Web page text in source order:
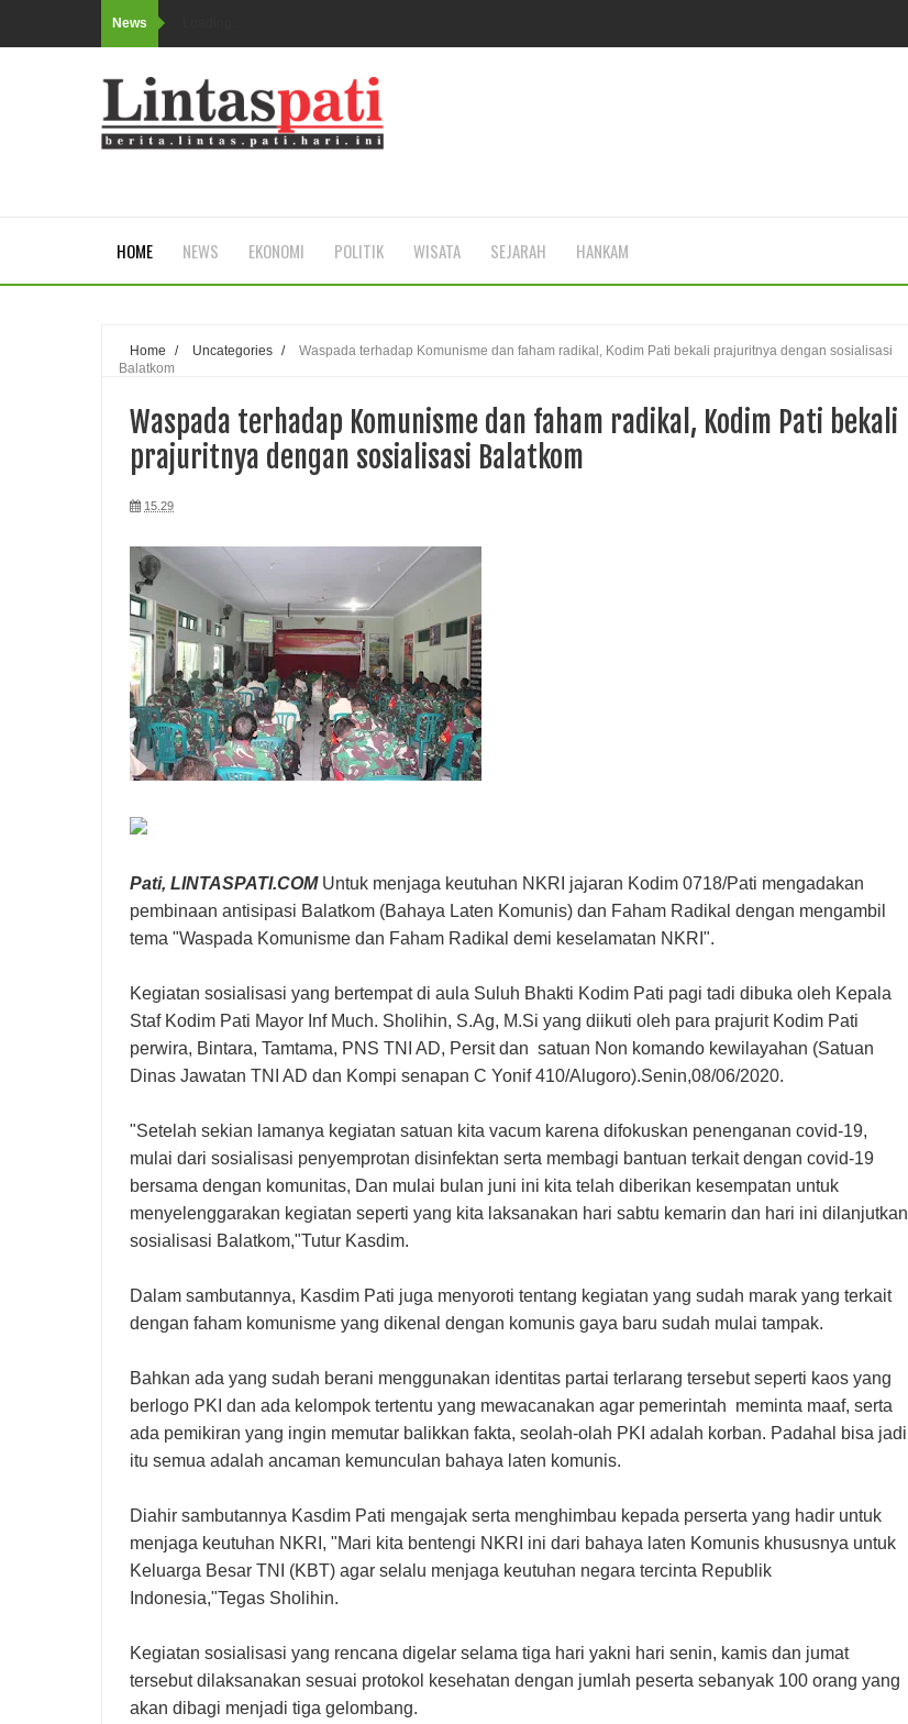
News
HOME NEWS EKONOMI POLITIK WISATA SEJARAH HANKAM
Home / Uncategories /
Waspada terhadap Komunisme dan faham radikal, Kodim Pati bekali prajuritnya dengan sosialisasi
Balatkom
Waspada terhadap Komunisme dan faham radikal, Kodim Pati bekali
prajuritnya dengan sosialisasi Balatkom
15.29
Pati, LINTASPATI.COMUntuk menjaga keutuhan NKRI jajaran Kodim 0718/Pati mengadakan
pembinaan antisipasi Balatkom (Bahaya Laten Komunis) dan Faham Radikal dengan mengambil
tema "Waspada Komunisme dan Faham Radikal demi keselamatan NKRI".
Kegiatan sosialisasi yang bertempat di aula Suluh Bhakti Kodim Pati pagi tadi dibuka oleh Kepala
Staf Kodim Pati Mayor Inf Much. Sholihin, S.Ag, M.Si yang diikuti oleh para prajurit Kodim Pati
perwira, Bintara, Tamtama, PNS TNI AD, Persit dan satuan Non komando kewilayahan (Satuan
Dinas Jawatan TNI AD dan Kompi senapan C Yonif 410/Alugoro).Senin,08/06/2020.
"Setelah sekian lamanya kegiatan satuan kita vacum karena difokuskan penenganan covid-19,
mulai dari sosialisasi penyemprotan disinfektan serta membagi bantuan terkait dengan covid-19
bersama dengan komunitas, Dan mulai bulan juni ini kita telah diberikan kesempatan untuk
menyelenggarakan kegiatan seperti yang kita laksanakan hari sabtu kemarin dan hari ini dilanjutkan
sosialisasi Balatkom,"Tutur Kasdim.
Dalam sambutannya, Kasdim Pati juga menyoroti tentang kegiatan yang sudah marak yang terkait
dengan faham komunisme yang dikenal dengan komunis gaya baru sudah mulai tampak.
Bahkan ada yang sudah berani menggunakan identitas partai terlarang tersebut seperti kaos yang
berlogo PKI dan ada kelompok tertentu yang mewacanakan agar pemerintah meminta maaf, serta
ada pemikiran yang ingin memutar balikkan fakta, seolah-olah PKI adalah korban. Padahal bisa jadi
itu semua adalah ancaman kemunculan bahaya laten komunis.
Diahir sambutannya Kasdim Pati mengajak serta menghimbau kepada perserta yang hadir untuk
menjaga keutuhan NKRI, "Mari kita bentengi NKRI ini dari bahaya laten Komunis khususnya untuk
Keluarga Besar TNI (KBT) agar selalu menjaga keutuhan negara tercinta Republik
Indonesia,"Tegas Sholihin.
Kegiatan sosialisasi yang rencana digelar selama tiga hari yakni hari senin, kamis dan jumat
tersebut dilaksanakan sesuai protokol kesehatan dengan jumlah peserta sebanyak 100 orang yang
akan dibagi menjadi tiga gelombang.